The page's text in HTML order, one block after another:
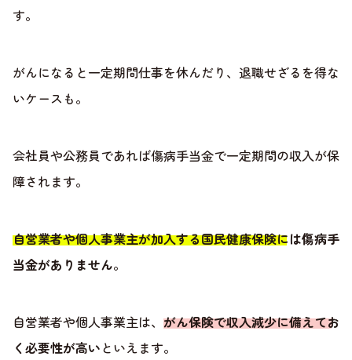
す。
がんになると一定期間仕事を休んだり、退職せざるを得な
いケースも。
会社員や公務員であれば傷病手当金で一定期間の収入が保
障されます。
自営業者や個人事業主が加入する国民健康保険には傷病手
当金がありません。
自営業者や個人事業主は、 がん保険で収入減少に備えてお
く必要性が高いといえます。